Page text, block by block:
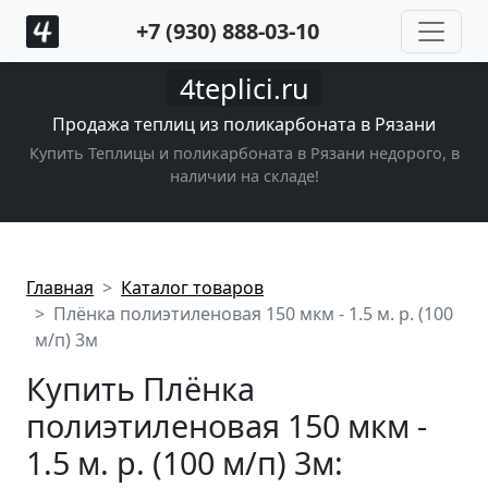
+7 (930) 888-03-10
4teplici.ru
Продажа теплиц из поликарбоната в Рязани
Купить Теплицы и поликарбоната в Рязани недорого, в
наличии на складе!
Главная
Каталог товаров
Плёнка полиэтиленовая 150 мкм - 1.5 м. р. (100
м/п) 3м
Купить Плёнка
полиэтиленовая 150 мкм -
1.5 м. р. (100 м/п) 3м: